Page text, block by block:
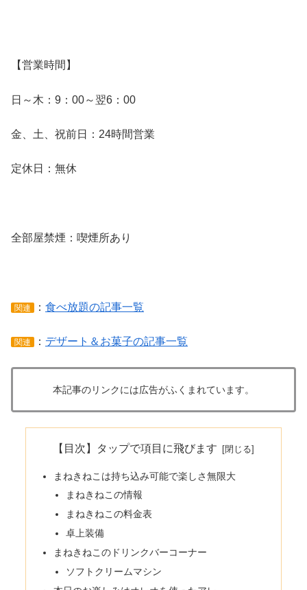
【営業時間】
日～木：9：00～翌6：00
金、土、祝前日：24時間営業
定休日：無休
全部屋禁煙：喫煙所あり
関連 ： 食べ放題の記事一覧
関連 ： デザート＆お菓子の記事一覧
本記事のリンクには広告がふくまれています。
【目次】タップで項目に飛びます
まねきねこは持ち込み可能で楽しさ無限大
まねきねこの情報
まねきねこの料金表
卓上装備
まねきねこのドリンクバーコーナー
ソフトクリームマシン